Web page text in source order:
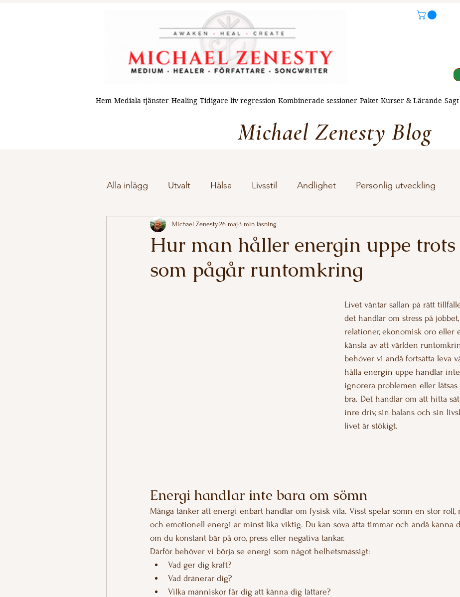
Hem Mediala tjänster Healing Tidigare liv regression Kombinerade sessioner Paket Kurser & Lärande
Michael Zenesty Blog
Alla inlägg Utvalt Hälsa Livsstil Andlighet Personlig utveckling
Hur man håller energin uppe
som pågår runtomkring
Michael Zenesty26 maj3 min läsning
Livet väntar sällan på rätt
det handlar om stress på
relationer, ekonomisk oro eller
känsla av att världen
behöver vi ändå fortsätta leva
hålla energin uppe handlar
ignorera problemen eller
bra. Det handlar om att hitta
inre driv, sin balans och sin
livet är stökigt.
Energi handlar inte bara om sömn
Många tänker att energi enbart handlar om fysisk vila. Visst spelar sömn en stor roll,
och emotionell energi är minst lika viktig. Du kan sova åtta timmar och ändå känna
om du konstant bär på oro, press eller negativa tankar.
Därför behöver vi börja se energi som något helhetsmässigt:
Vad ger dig kraft?
Vad dränerar dig?
Vilka människor får dig att känna dig lättare?